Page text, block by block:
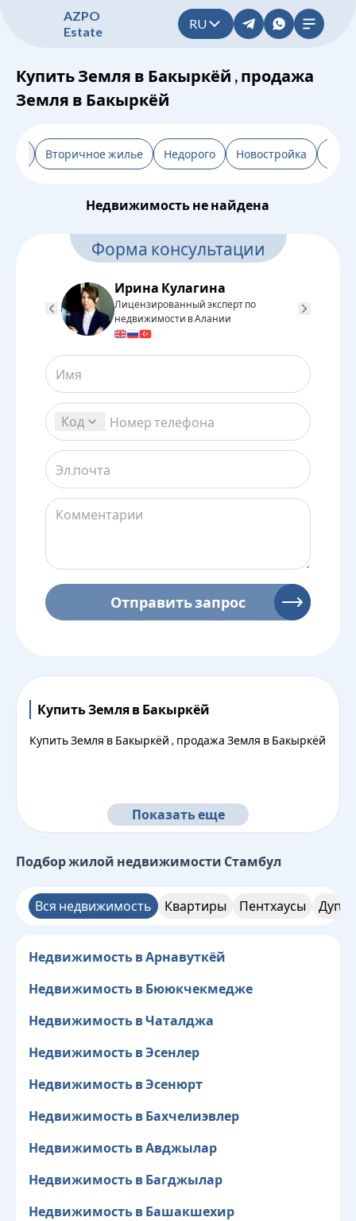
AZPO
Estate
RU
Купить Земля в Бакыркёй , продажа
Земля в Бакыркёй
Вторичное жилье Недорого Новостройка
Недвижимость не найдена
Форма консультации
Ирина Кулагина
Лицензированный эксперт по
недвижимости в Алании
Код
Отправить запрос
Купить Земля в Бакыркёй
Купить Земля в Бакыркёй , продажа Земля в Бакыркёй
Показать еще
Подбор жилой недвижимости Стамбул
Вся недвижимость Квартиры Пентхаусы
Недвижимость в Арнавуткёй
Недвижимость в Бююкчекмедже
Недвижимость в Чаталджа
Недвижимость в Эсенлер
Недвижимость в Эсенюрт
Недвижимость в Бахчелиэвлер
Недвижимость в Авджылар
Недвижимость в Багджылар
Недвижимость в Башакшехир